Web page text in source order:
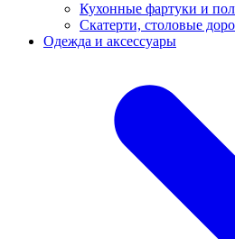
Кухонные фартуки и
Скатерти, столовые
Одежда и аксессуары